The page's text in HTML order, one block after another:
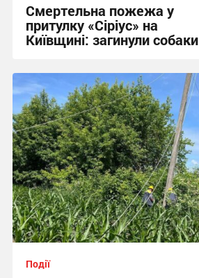
Смертельна пожежа у
притулку «Сіріус» на
Київщині: загинули собаки
18:02 вчора
Події